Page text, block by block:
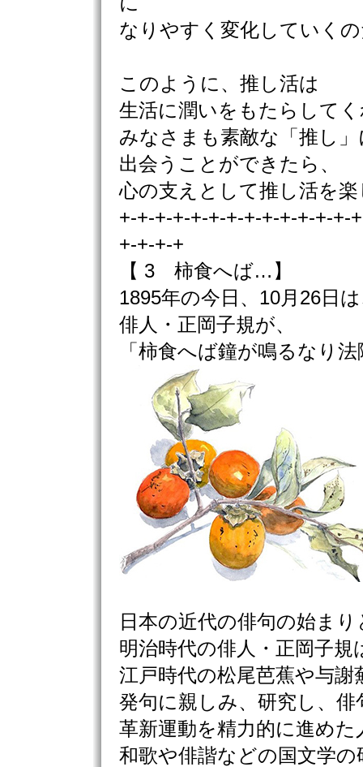
なりやすく変化していく
このように、推し活は
生活に潤いをもたらして
みなさまも素敵な「推し」
出会うことができたら、
心の支えとして推し活を
+-+-+-+-+-+-+-+-+-+-+-+-+-
+-+-+-+
【 3 柿食へば…】
1895年の今日、10月26日
俳人・正岡子規が、
「柿食へば鐘が鳴るなり
日本の近代の俳句の始ま
明治時代の俳人・正岡子規
江戸時代の松尾芭蕉や与謝
発句に親しみ、研究し、俳
革新運動を精力的に進めた
和歌や俳諧などの国文学の